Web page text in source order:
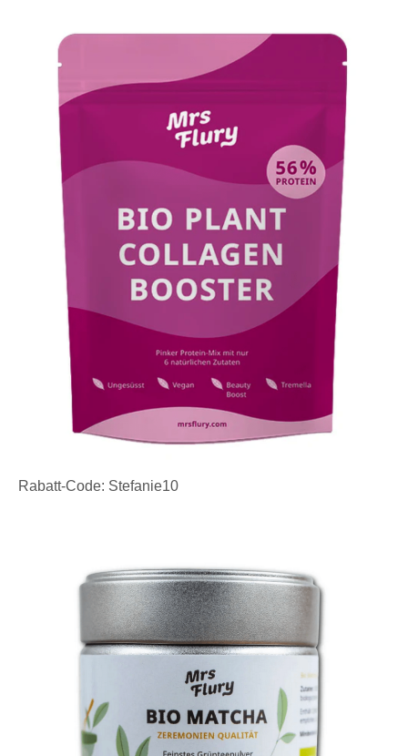
Rabatt-Code: Stefanie10